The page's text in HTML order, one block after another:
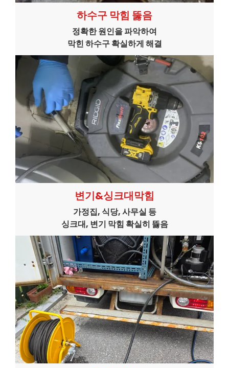
하수구 막힘 뚫음
정확한 원인을 파악하여
막힌 하수구 확실하게 해결
변기&싱크대막힘
가정집, 식당, 사무실 등
싱크대, 변기 막힘 확실히 뜷음